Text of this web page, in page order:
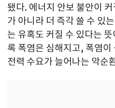
됐다. 에너지 안보 불안이
가 아니라 더 즉각 쓸 수 있
는 유혹도 커질 수 있다는
록 폭염은 심해지고, 폭염
전력 수요가 늘어나는 악순